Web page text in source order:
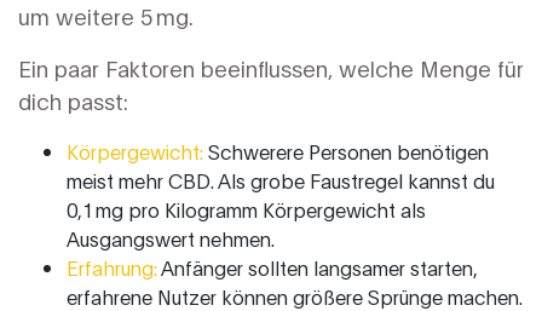
um weitere 5 mg.
Ein paar Faktoren beeinflussen, welche Menge für
dich passt:
Körpergewicht:Schwerere Personen benötigen
meist mehr CBD. Als grobe Faustregel kannst du
0,1 mg pro Kilogramm Körpergewicht als
Ausgangswert nehmen.
Erfahrung:Anfänger sollten langsamer starten,
erfahrene Nutzer können größere Sprünge machen.